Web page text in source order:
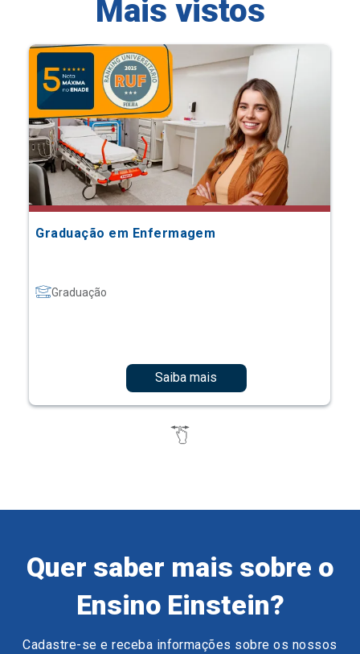
Mais vistos
Graduação em Enfermagem
Graduação
Saiba mais
Quer saber mais sobre o
Ensino Einstein?
Cadastre-se e receba informações sobre os nossos